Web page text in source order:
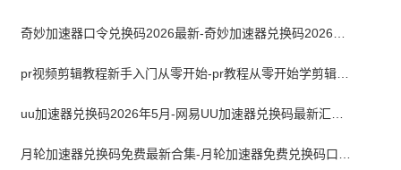
pr视频剪辑教程新手入门从零开始-pr教程从零开始学剪辑全集免费